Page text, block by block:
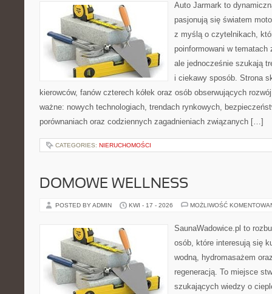
Auto Jarmark to
pasjonują się światem
z myślą o czytelnikach,
poinformowani w
ale jednocześnie szukają
i ciekawy sposób. Strona
kierowców, fanów czterech kółek oraz osób obserwujących
ważne: nowych technologiach, trendach rynkowych,
porównaniach oraz codziennych zagadnieniach związanych […]
CATEGORIES: NIERUCHOMOŚCI
DOMOWE WELLNESS
POSTED BY ADMIN KWI - 17 - 2026 MOŻLIWOŚĆ
SaunaWadowice.pl to
osób, które interesują się
wodną, hydromasażem
regeneracją. To miejsce
szukających wiedzy o